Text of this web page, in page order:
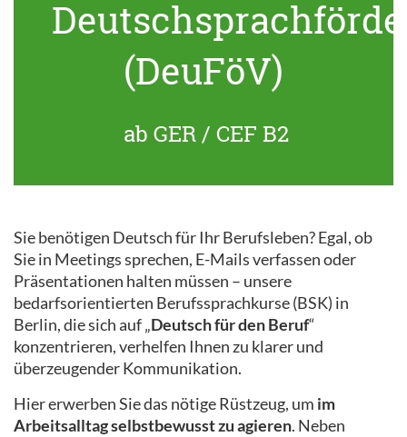
(DeuFöV)
ab GER / CEF B2
Sie benötigen Deutsch für Ihr Berufsleben? Egal, ob
Sie in Meetings sprechen, E-Mails verfassen oder
Präsentationen halten müssen – unsere
bedarfsorientierten Berufssprachkurse (BSK) in
Berlin, die sich auf „Deutsch für den Beruf“
konzentrieren, verhelfen Ihnen zu klarer und
überzeugender Kommunikation.
Hier erwerben Sie das nötige Rüstzeug, um im
Arbeitsalltag selbstbewusst zu agieren. Neben